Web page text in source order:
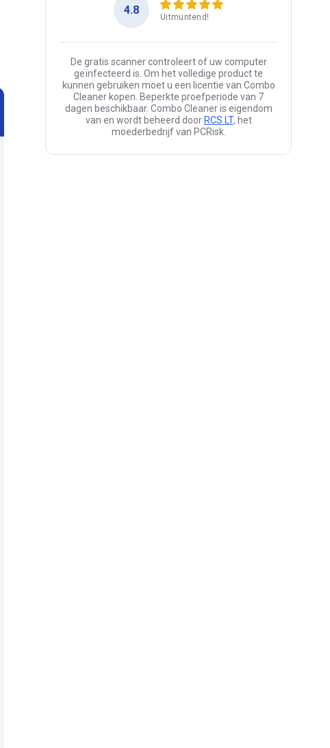
4.8
Uitmuntend!
De gratis scanner controleert of uw computer
geïnfecteerd is. Om het volledige product te
kunnen gebruiken moet u een licentie van Combo
Cleaner kopen. Beperkte proefperiode van 7
dagen beschikbaar. Combo Cleaner is eigendom
van en wordt beheerd door RCS LT, het
moederbedrijf van PCRisk.